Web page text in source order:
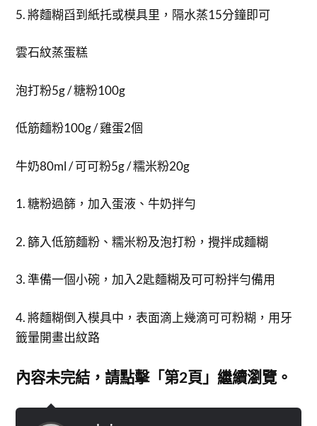
5. 將麵糊舀到紙托或模具里，隔水蒸15分鐘即可
雲石紋蒸蛋糕
泡打粉5g / 糖粉100g
低筋麵粉100g / 雞蛋2個
牛奶80ml / 可可粉5g / 糯米粉20g
1. 糖粉過篩，加入蛋液、牛奶拌勻
2. 篩入低筋麵粉、糯米粉及泡打粉，攪拌成麵糊
3. 準備一個小碗，加入2匙麵糊及可可粉拌勻備用
4. 將麵糊倒入模具中，表面滴上幾滴可可粉糊，用牙
籤暈開畫出紋路
內容未完結，請點擊「第2頁」繼續瀏覽。